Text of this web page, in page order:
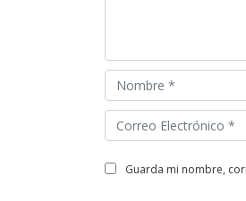
guarda mi nombre,